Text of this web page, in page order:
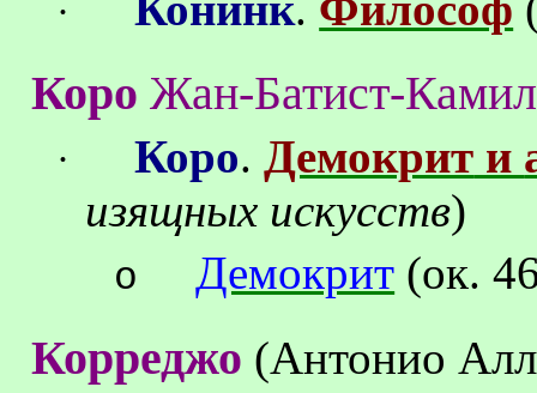
·
Коро Жан-Батист-
· Коро.Демокрит и
изящных искусств)
o Демокрит (ок.
Корреджо (Антонио